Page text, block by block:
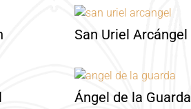
San Uriel Arcángel
Ángel de la Guarda